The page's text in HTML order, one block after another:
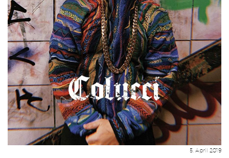
5. April 2019